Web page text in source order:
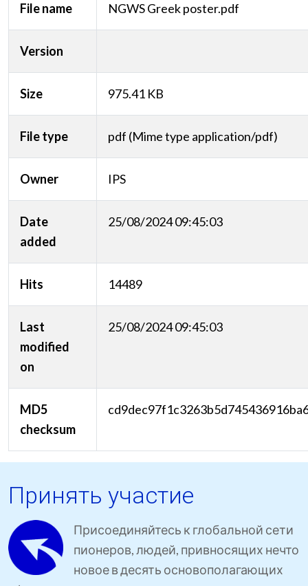
File name NGWS Greek poster.pdf
Version
Size 975.41 KB
File type pdf (Mime type application/pdf)
Owner IPS
Date
added
25/08/2024 09:45:03
Hits 14489
Last
modified
on
25/08/2024 09:45:03
MD5
checksum
Принять участие
Присоединяйтесь к глобальной сети
пионеров, людей, привносящих нечто
новое в десять основополагающих